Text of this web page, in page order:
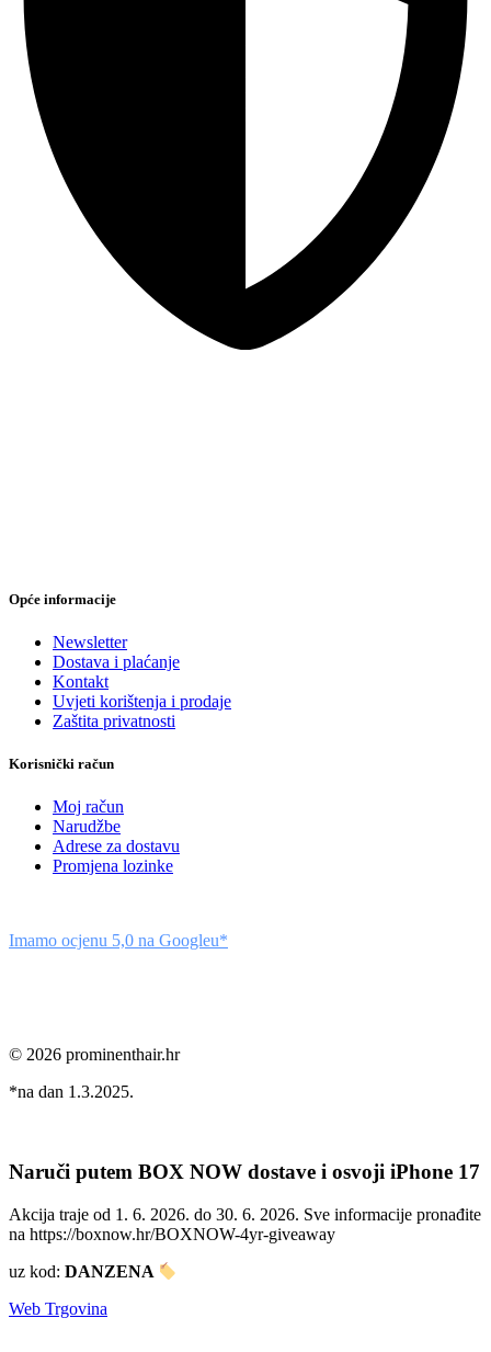
Opće informacije
Newsletter
Dostava i plaćanje
Kontakt
Uvjeti korištenja i prodaje
Zaštita privatnosti
Korisnički račun
Moj račun
Narudžbe
Adrese za dostavu
Promjena lozinke
Imamo ocjenu 5,0 na Googleu*
© 2026 prominenthair.hr
*na dan 1.3.2025.
Naruči putem BOX NOW dostave i osvoji iPhone 17
Akcija traje od 1. 6. 2026. do 30. 6. 2026. Sve informacije pronađite
na https://boxnow.hr/BOXNOW-4yr-giveaway
uz kod: DANZENA
Web Trgovina